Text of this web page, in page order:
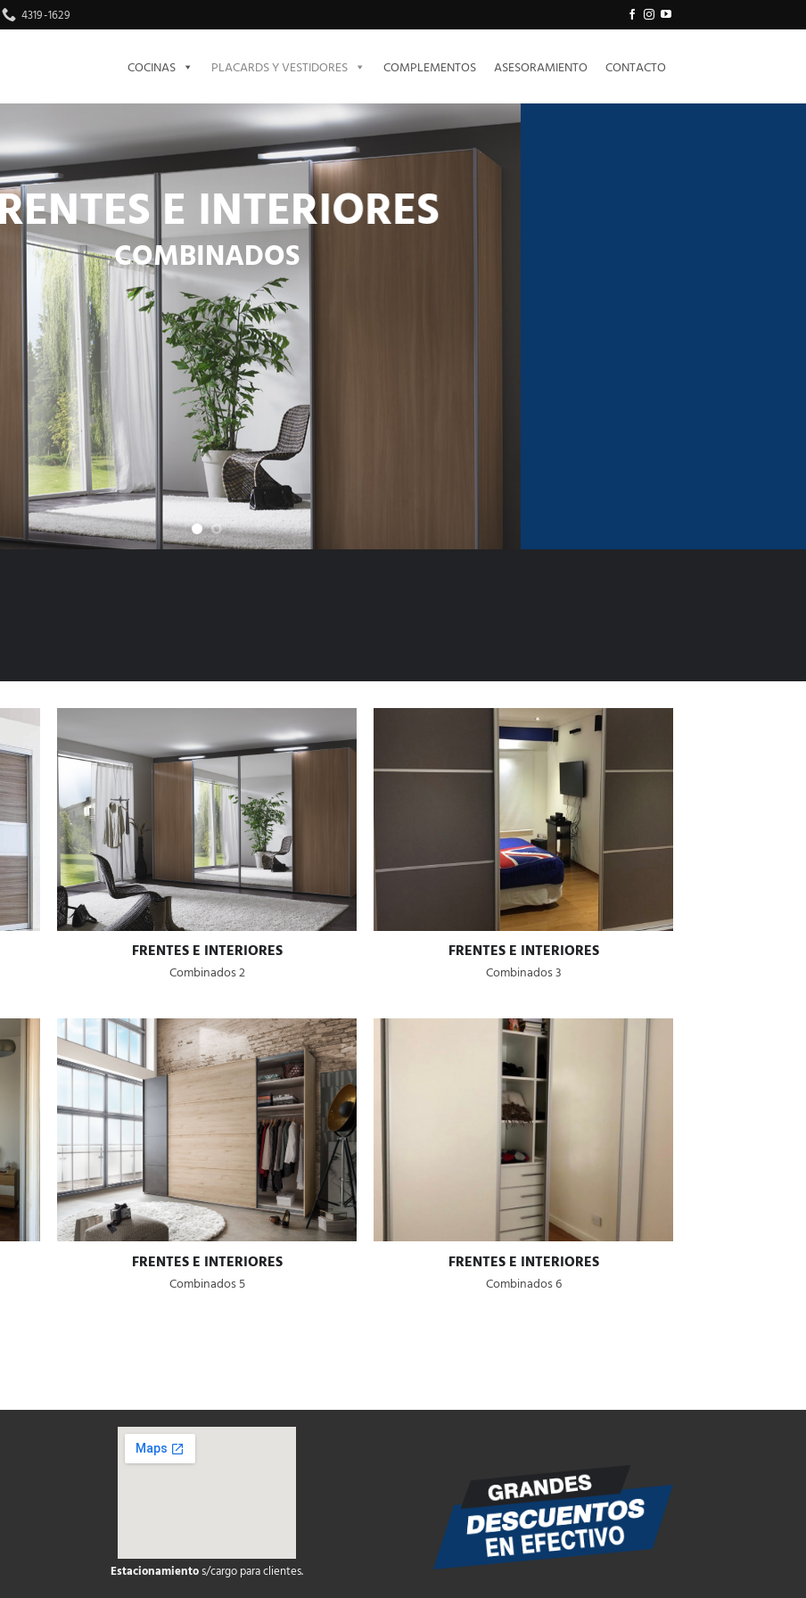
4319-1629
COCINAS PLACARDS Y VESTIDORES COMPLEMENTOS ASESORAMIENTO CONTACTO
E INTERIORES
COMBINADOS
FRENTES E INTERIORES
Combinados 2
FRENTES E INTERIORES
Combinados 3
FRENTES E INTERIORES
Combinados 5
FRENTES E INTERIORES
Combinados 6
soap2day
Estacionamientos/cargo para clientes.